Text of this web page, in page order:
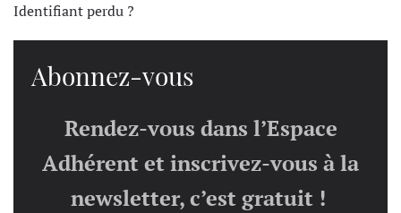
Identifiant perdu ?
Abonnez-vous
Rendez-vous dans l’Espace
Adhérent et inscrivez-vous à la
newsletter, c’est gratuit !